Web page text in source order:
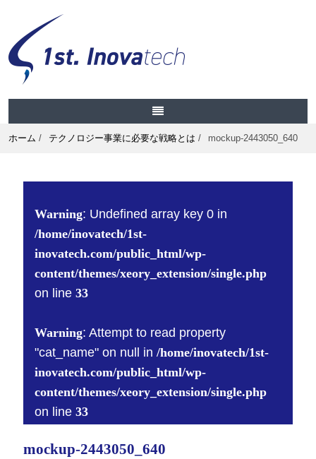
ホーム / テクノロジー事業に必要な戦略とは / mockup-2443050_640
Warning: Undefined array key 0 in
/home/inovatech/1st-
inovatech.com/public_html/wp-
content/themes/xeory_extension/single.php
on line33
Warning: Attempt to read property
"cat_name" on null in/home/inovatech/1st-
inovatech.com/public_html/wp-
content/themes/xeory_extension/single.php
on line33
mockup-2443050_640